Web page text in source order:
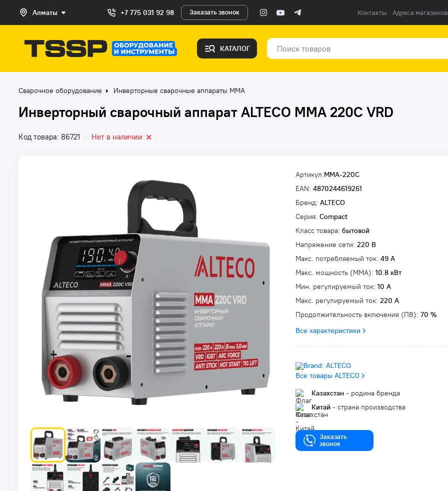
Алматы +7 775 031 92 98 Заказать звонок Контакты Адреса магазинов
КАТАЛОГ
Сварочное оборудование Инверторные сварочные аппараты ММА
Инверторный сварочный аппарат ALTECO MMA 220C VRD
Код товара: 86721 • Нет в наличии •
Артикул:MMA-220С
EAN: 4870244619261
Бренд: ALTECO
Серия: Compact
Класс товара: бытовой
Напряжение сети: 220 В
Макс. потребляемый ток: 49 А
Макс. мощность (MMA): 10.8 кВт
Мин. регулируемый ток: 10 А
Макс. регулируемый ток: 220 А
Продолжительность включения (ПВ): 70 %
Все характеристики
Все товары ALTECO
Казахстан - родина бренда
Китай - страна производства
Заказать
звонок